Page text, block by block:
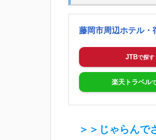
藤岡市周辺ホテル・
JTB
楽天トラベル
＞＞じゃらんで